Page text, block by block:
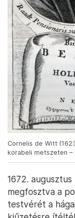
Cornelis de Witt
korabeli metszeten –
1672.
megfosztva a
testvérét a